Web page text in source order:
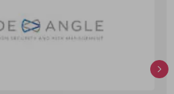
ンド製品
コモ MAX ドコモ mini ドコモBiz かけ放題